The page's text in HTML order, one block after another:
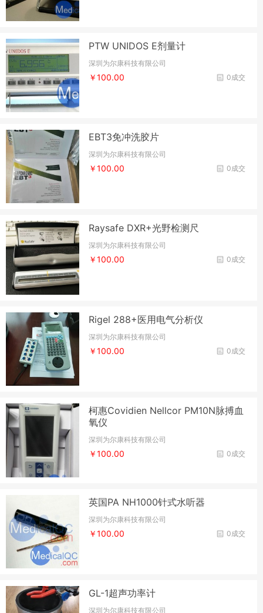
PTW UNIDOS E剂量计
深圳为尔康科技有限公司
0成交
￥100.00
EBT3免冲洗胶片
深圳为尔康科技有限公司
0成交
￥100.00
Raysafe DXR+光野检测尺
深圳为尔康科技有限公司
0成交
￥100.00
Rigel 288+医用电气分析仪
深圳为尔康科技有限公司
0成交
￥100.00
柯惠Covidien Nellcor PM10N脉搏血
氧仪
深圳为尔康科技有限公司
0成交
￥100.00
英国PA NH1000针式水听器
深圳为尔康科技有限公司
0成交
￥100.00
GL-1超声功率计
深圳为尔康科技有限公司